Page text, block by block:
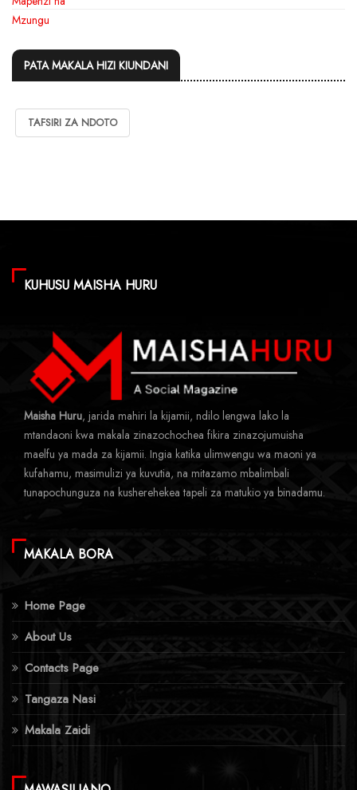
PATA MAKALA HIZI KIUNDANI
TAFSIRI ZA NDOTO
KUHUSU MAISHA HURU
Maisha Huru, jarida mahiri la kijamii, ndilo lengwa lako la
mtandaoni kwa makala zinazochochea fikira zinazojumuisha
maelfu ya mada za kijamii. Ingia katika ulimwengu wa maoni ya
kufahamu, masimulizi ya kuvutia, na mitazamo mbalimbali
tunapochunguza na kusherehekea tapeli za matukio ya binadamu.
MAKALA BORA
Home Page
About Us
Contacts Page
Tangaza Nasi
Makala Zaidi